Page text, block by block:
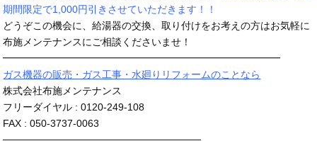
期間限定で1,000円引きさせていただきます！！
どうぞこの機会に、給湯器の交換、取り付けをお考えの方はお気軽に
布施メンテナンスにご相談くださいませ！
━━━━━━━━━━━━━━━━━━━━━━━━━━━━
ガス機器の販売・ガス工事・水廻りリフォームのことなら
株式会社布施メンテナンス
フリーダイヤル : 0120-249-108
FAX : 050-3737-0063